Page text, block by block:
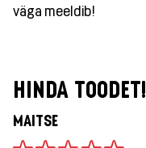
väga meeldib!
HINDA TOODET!
MAITSE